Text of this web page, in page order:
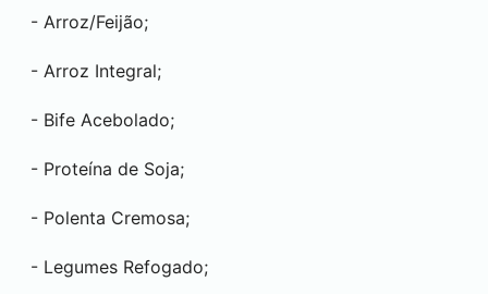
- Arroz/Feijão;
- Arroz Integral;
- Bife Acebolado;
- Proteína de Soja;
- Polenta Cremosa;
- Legumes Refogado;